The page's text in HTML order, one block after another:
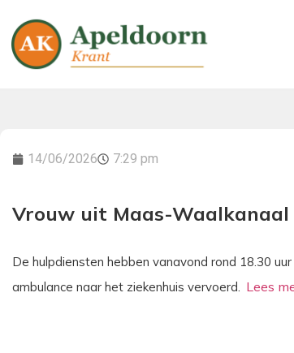
14/06/2026 7:29 pm
Vrouw uit Maas-Waalkanaal
De hulpdiensten hebben vanavond rond 18.30
ambulance naar het ziekenhuis vervoerd.